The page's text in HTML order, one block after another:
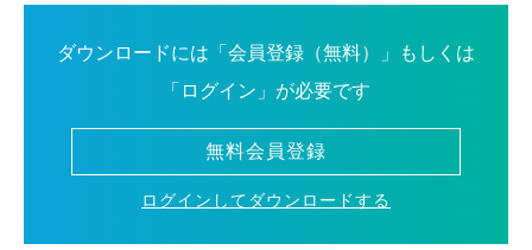
ダウンロードには「会員登録（無料）」もしくは
「ログイン」が必要です
無料会員登録
ログインしてダウンロードする